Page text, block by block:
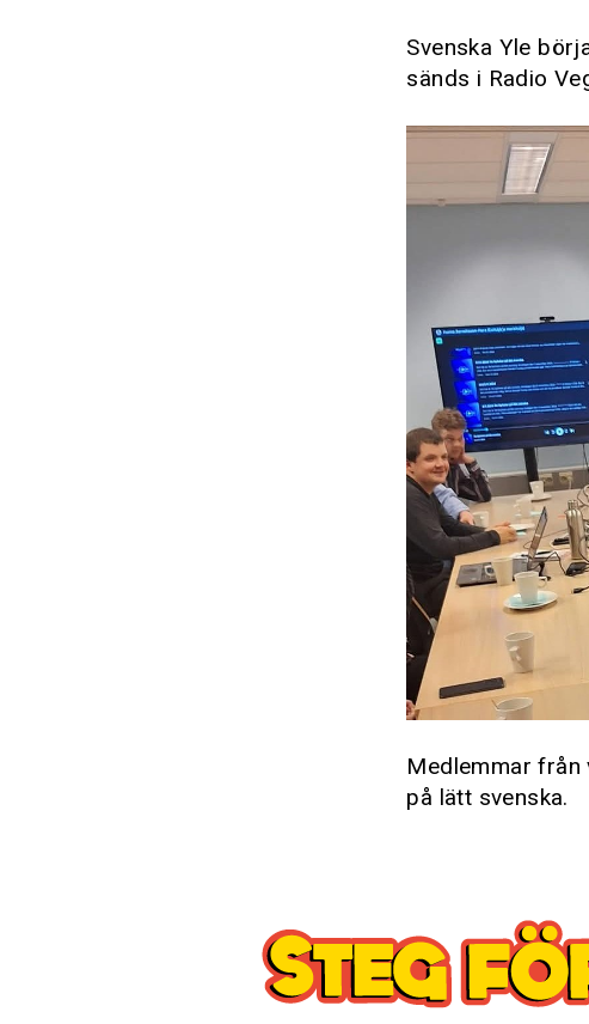
Svenska Yle
sänds i Radio
Medlemmar
på lätt svenska.